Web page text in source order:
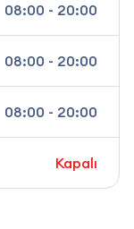
08:00 - 20:00
08:00 - 20:00
08:00 - 20:00
Kapalı